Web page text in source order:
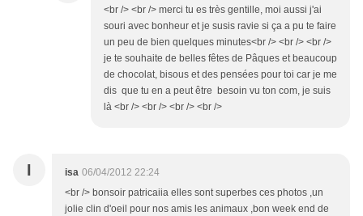
<br /> <br /> merci tu es très gentille, moi aussi j'ai
souri avec bonheur et je susis ravie si ça a pu te faire
un peu de bien quelques minutes<br /> <br /> <br />
je te souhaite de belles fêtes de Pâques et beaucoup
de chocolat, bisous et des pensées pour toi car je me
dis que tu en a peut être besoin vu ton com, je suis
là <br /> <br /> <br /> <br />
I isa 06/04/2012 22:24
<br /> bonsoir patricaiia elles sont superbes ces photos ,un
jolie clin d'oeil pour nos amis les animaux ,bon week end de